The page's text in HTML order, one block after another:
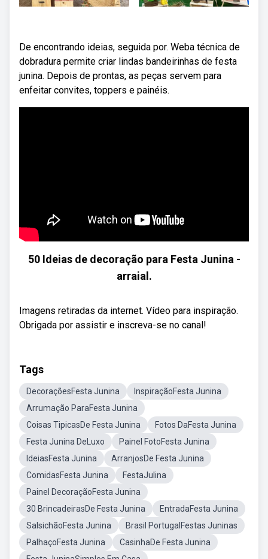
De encontrando ideias, seguida por. Weba técnica de
dobradura permite criar lindas bandeirinhas de festa
junina. Depois de prontas, as peças servem para
enfeitar convites, toppers e painéis.
50 Ideias de decoração para Festa Junina -
arraial.
Imagens retiradas da internet. Vídeo para inspiração.
Obrigada por assistir e inscreva-se no canal!
Tags
DecoraçõesFesta Junina
InspiraçãoFesta Junina
Arrumação ParaFesta Junina
Coisas TipicasDe Festa Junina
Fotos DaFesta Junina
Festa Junina DeLuxo
Painel FotoFesta Junina
IdeiasFesta Junina
ArranjosDe Festa Junina
ComidasFesta Junina
FestaJulina
Painel DecoraçãoFesta Junina
30 BrincadeirasDe Festa Junina
EntradaFesta Junina
SalsichãoFesta Junina
Brasil PortugalFestas Juninas
PalhaçoFesta Junina
CasinhaDe Festa Junina